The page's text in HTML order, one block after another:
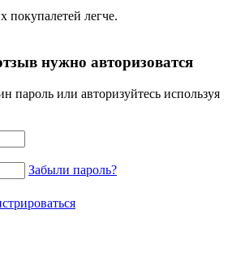
покупалетей легче.
нужно авторизоватся
пароль или авторизуйтесь используя
Забыли пароль?